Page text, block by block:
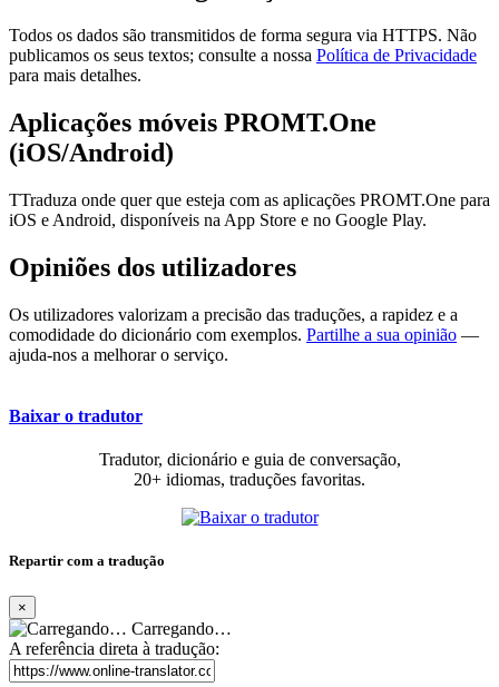
Todos os dados são transmitidos de forma segura via HTTPS. Não
publicamos os seus textos; consulte a nossa Política de Privacidade
para mais detalhes.
Aplicações móveis PROMT.One
(iOS/Android)
TTraduza onde quer que esteja com as aplicações PROMT.One para
iOS e Android, disponíveis na App Store e no Google Play.
Opiniões dos utilizadores
Os utilizadores valorizam a precisão das traduções, a rapidez e a
comodidade do dicionário com exemplos. Partilhe a sua opinião —
ajuda-nos a melhorar o serviço.
Baixar o tradutor
Tradutor, dicionário e guia de conversação,
20+ idiomas, traduções favoritas.
Repartir com a tradução
×
Carregando…
A referência direta à tradução: